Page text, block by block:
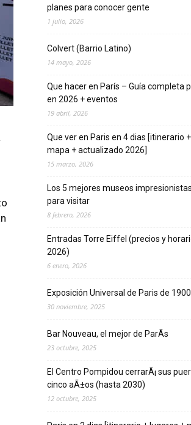
planes para conocer gente
1 julio, 2026
Colvert (Barrio Latino)
14 mayo, 2026
Que hacer en Parí­s – Guí­a completa
en 2026 + eventos
19 abril, 2026
Que ver en Pari­s en 4 di­as [itinerario
mapa + actualizado 2026]
15 marzo, 2026
Los 5 mejores museos
para visitar
8 febrero, 2026
Entradas Torre Eiffel (precios y
2026)
6 enero, 2026
Exposición Universal de Pari­s de 1900
30 noviembre, 2025
Bar Nouveau, el mejor de ParÃ­s
23 octubre, 2025
El Centro Pompidou cerrarÃ¡ sus
cinco aÃ±os (hasta 2030)
12 octubre, 2025